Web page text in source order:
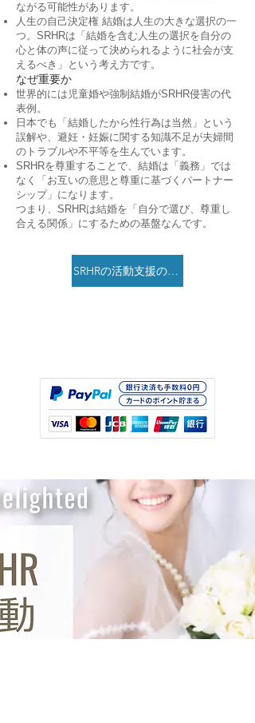
ながる可能性があります。
人生の自己決定権 結婚は人生の大きな選択の一
つ。SRHRは「結婚を含む人生の選択を自分の
心と体の声に従って決められるように社会が支
えるべき」という考え方です。
なぜ重要か
世界的には児童婚や強制結婚がSRHR侵害の代
表例。
日本でも「結婚したから性行為は当然」という
誤解や、避妊・妊娠に関する知識不足が夫婦間
のトラブルや不平等を生んでいます。
SRHRを尊重することで、結婚は「義務」では
なく「お互いの意思と尊重に基づくパートナー
シップ」になります。
つまり、SRHRは結婚を「自分で選び、尊重し
合える関係」にするための基盤なんです。
SRHRの活動支援のお願い。月3千